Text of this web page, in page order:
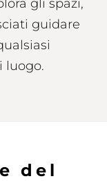
gli spazi,
guidare
luogo.
e de l